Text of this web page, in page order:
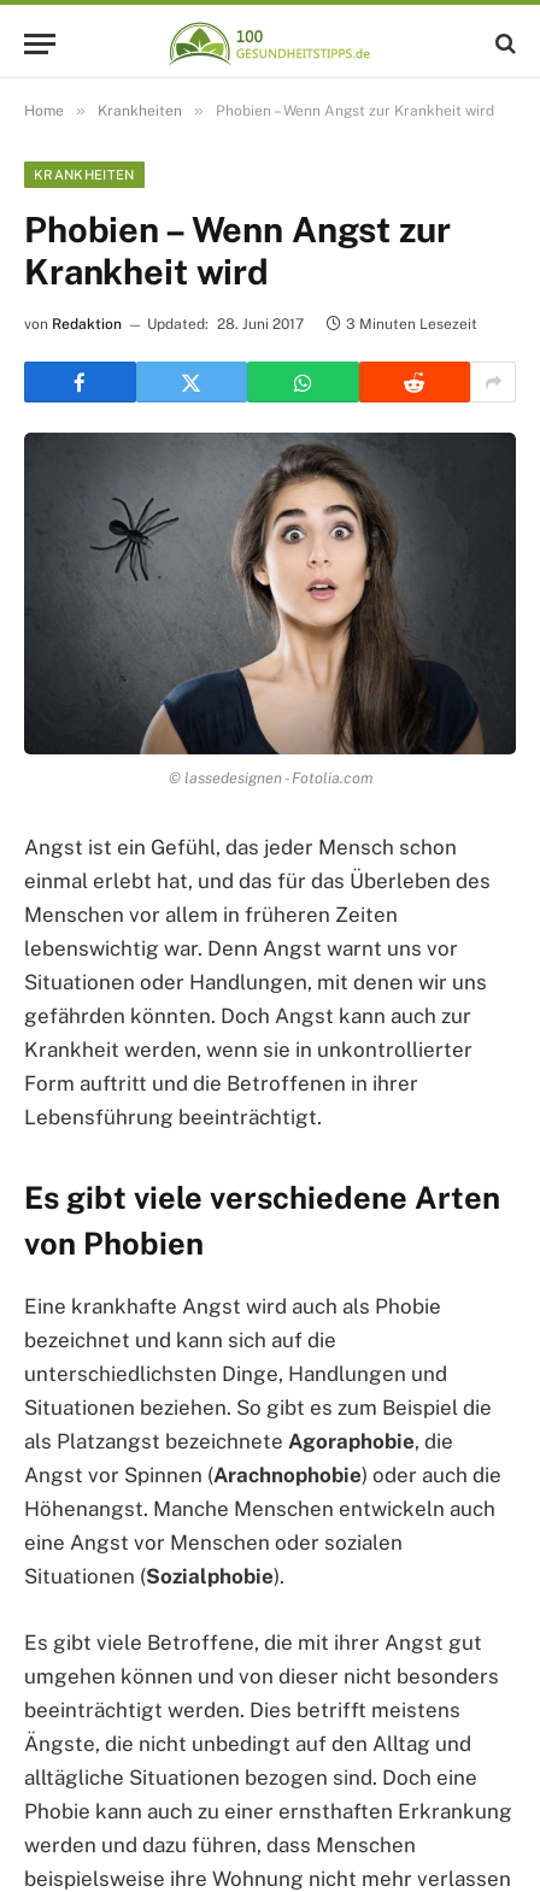
Home » Krankheiten » Phobien – Wenn Angst zur Krankheit wird
KRANKHEITEN
Phobien – Wenn Angst zur
Krankheit wird
von Redaktion Updated: 28. Juni 2017 3 Minuten Lesezeit
© lassedesignen - Fotolia.com
Angst ist ein Gefühl, das jeder Mensch schon
einmal erlebt hat, und das für das Überleben des
Menschen vor allem in früheren Zeiten
lebenswichtig war. Denn Angst warnt uns vor
Situationen oder Handlungen, mit denen wir uns
gefährden könnten. Doch Angst kann auch zur
Krankheit werden, wenn sie in unkontrollierter
Form auftritt und die Betroffenen in ihrer
Lebensführung beeinträchtigt.
Es gibt viele verschiedene Arten
von Phobien
Eine krankhafte Angst wird auch als Phobie
bezeichnet und kann sich auf die
unterschiedlichsten Dinge, Handlungen und
Situationen beziehen. So gibt es zum Beispiel die
als Platzangst bezeichnete Agoraphobie, die
Angst vor Spinnen (Arachnophobie) oder auch die
Höhenangst. Manche Menschen entwickeln auch
eine Angst vor Menschen oder sozialen
Situationen (Sozialphobie).
Es gibt viele Betroffene, die mit ihrer Angst gut
umgehen können und von dieser nicht besonders
beeinträchtigt werden. Dies betrifft meistens
Ängste, die nicht unbedingt auf den Alltag und
alltägliche Situationen bezogen sind. Doch eine
Phobie kann auch zu einer ernsthaften Erkrankung
werden und dazu führen, dass Menschen
beispielsweise ihre Wohnung nicht mehr verlassen